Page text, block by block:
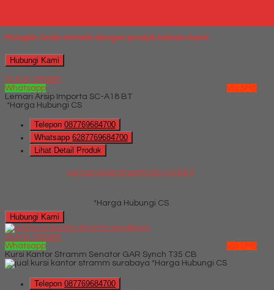
Mungkin Anda tertarik dengan produk terbaru kami
Hubungi Kami
QUICK ORDER
Whatsapp
via SMS
Lemari Arsip Importa SC-A18 BT
*Harga Hubungi CS
Telepon 087769684700
Whatsapp 6287769684700
Lihat Detail Produk
Lemari Arsip Importa SC-A18 BT
*Harga Hubungi CS
Hubungi Kami
QUICK ORDER
Whatsapp
via SMS
Kursi Kantor Stramm Senator GAR Synch T35 CB
*Harga Hubungi CS
Telepon 087769684700